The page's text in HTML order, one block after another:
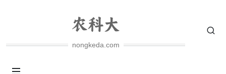
nongkeda.com